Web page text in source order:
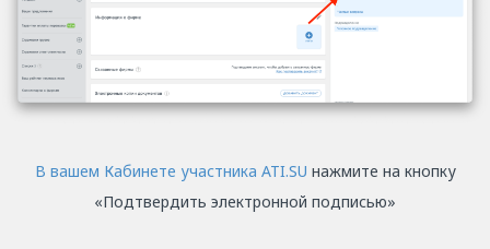
В вашем Кабинете участника ATI.SU нажмите на кнопку
«Подтвердить электронной подписью»